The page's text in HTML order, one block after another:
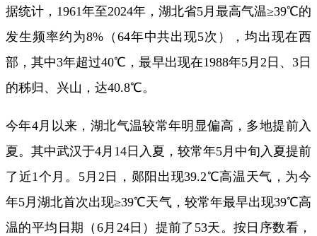
据统计，1961年至2024年，湖北省5月最高气温≥39℃的
发生频率约为8%（64年中共出现5次），均出现在西
部，其中3年超过40℃，最早出现在1988年5月2日、3日
的秭归、兴山，达40.8℃。
今年4月以来，湖北气温较常年明显偏高，多地提前入
夏。其中武汉于4月14日入夏，较常年5月中旬入夏提前
了近1个月。5月2日，郧阳出现39.2℃高温天气，为今
年5月湖北首次出现≥39℃天气，较常年最早出现39℃高
温的平均日期（6月24日）提前了53天。按日序数看，